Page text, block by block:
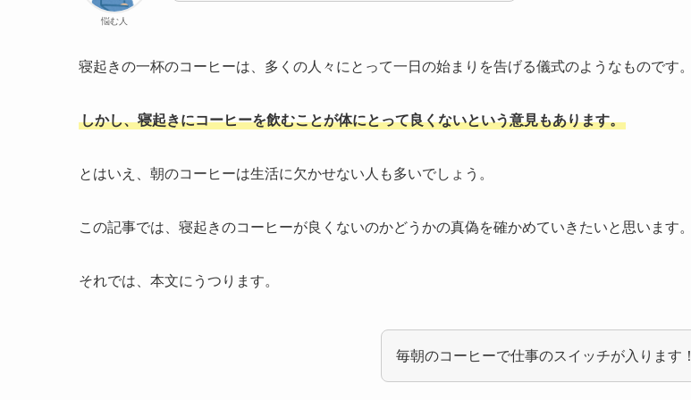
悩む人
寝起きの一杯のコーヒーは、多くの人々にとって一日の始まりを告げる儀式のようなものです。
しかし、寝起きにコーヒーを飲むことが体にとって良くないという意見もあります。
とはいえ、朝のコーヒーは生活に欠かせない人も多いでしょう。
この記事では、寝起きのコーヒーが良くないのかどうかの真偽を確かめていきたいと思います。
それでは、本文にうつります。
毎朝のコーヒーで仕事のスイッチが入ります！